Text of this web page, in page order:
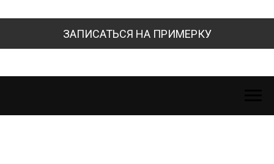
ЗАПИСАТЬСЯ НА ПРИМЕРКУ